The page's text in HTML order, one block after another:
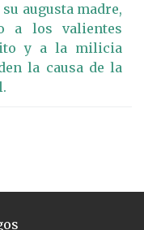
augusta madre,
a los valientes
y a la milicia
la causa de la